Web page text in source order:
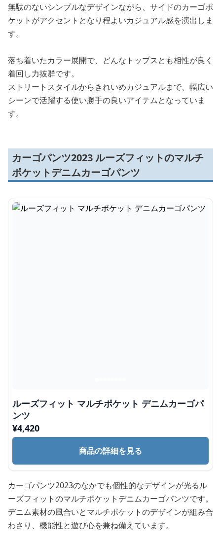
無駄のないシンプルなデザインながら、サイドのカーゴポ
ケットがアクセントとなり程よいカジュアル感を演出しま
す。
落ち着いたカラー展開で、どんなトップスとも相性が良く
着回し力抜群です。
ストリートスタイルからきれいめカジュアルまで、幅広い
シーンで活躍する使い勝手の良いアイテムとなっていま
す。
カーゴパンツ2023 ルーズフィットのマルチ
ポケットデニムカーゴパンツ
ルーズフィット マルチポケット デニムカーゴパ
ンツ
¥4,420
商品の詳細を見る
カーゴパンツ2023のなかでも個性的なデザインが光るル
ーズフィットのマルチポケットデニムカーゴパンツです。
デニム素材の風合いとマルチポケットのデザインが組み合
わさり、機能性と遊び心を兼ね備えています。